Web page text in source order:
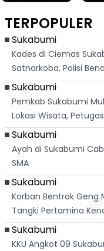
Dari
Palabuhanratu
TERPOPULER
Sukabumi
Kades di Ciemas
Satnarkoba, Polisi
Sukabumi
Pemkab Sukabumi
Lokasi Wisata,
Sukabumi
Ayah di Sukabumi
SMA
Sukabumi
Korban Bentrok Geng
Tangki Pertamina
Sukabumi
KKU Angkot 09